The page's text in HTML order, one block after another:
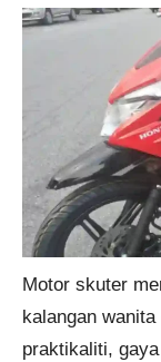
Motor skuter
kalangan
praktikaliti,